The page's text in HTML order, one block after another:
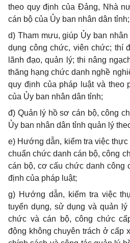
theo quy định của Đảng, Nhà
cán bộ của Ủy ban nhân dân tỉnh;
d) Tham mưu, giúp Ủy ban
dụng công chức, viên chức; thí
lãnh đạo, quản lý; thi nâng
thăng hạng chức danh nghề
quy định của pháp luật và theo
của Ủy ban nhân dân tỉnh;
đ) Quản lý hồ sơ cán bộ, công
Ủy ban nhân dân tỉnh quản lý
e) Hướng dẫn, kiểm tra việc
chuẩn chức danh cán bộ, công
cán bộ, cơ cấu chức danh công
định của pháp luật;
g) Hướng dẫn, kiểm tra việc
tuyển dụng, sử dụng và quản
chức và cán bộ, công chức
động không chuyên trách ở cấp